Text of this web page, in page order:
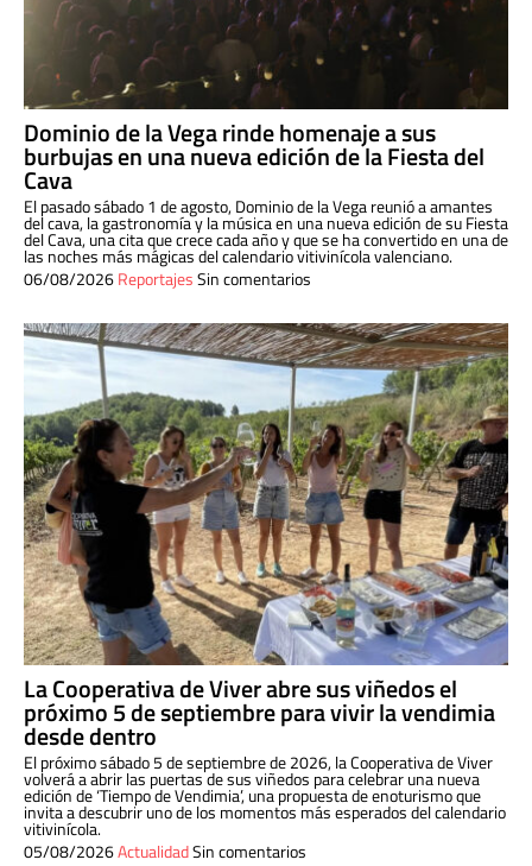
Dominio de la Vega rinde homenaje a sus
burbujas en una nueva edición de la Fiesta del
Cava
El pasado sábado 1 de agosto, Dominio de la Vega reunió a amantes
del cava, la gastronomía y la música en una nueva edición de su Fiesta
del Cava, una cita que crece cada año y que se ha convertido en una de
las noches más mágicas del calendario vitivinícola valenciano.
06/08/2026ReportajesSin comentarios
La Cooperativa de Viver abre sus viñedos el
próximo 5 de septiembre para vivir la vendimia
desde dentro
El próximo sábado 5 de septiembre de 2026, la Cooperativa de Viver
volverá a abrir las puertas de sus viñedos para celebrar una nueva
edición de ‘Tiempo de Vendimia’, una propuesta de enoturismo que
invita a descubrir uno de los momentos más esperados del calendario
vitivinícola.
05/08/2026ActualidadSin comentarios